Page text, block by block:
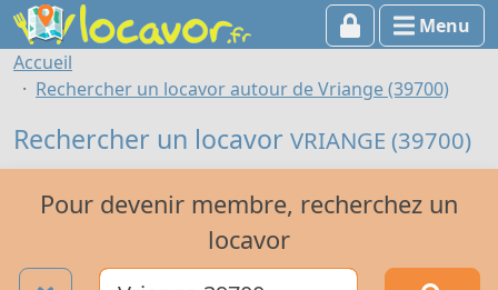
Menu
Accueil
Rechercher un locavor autour de Vriange (39700)
Rechercher un locavor VRIANGE (39700)
Pour devenir membre, recherchez un
locavor